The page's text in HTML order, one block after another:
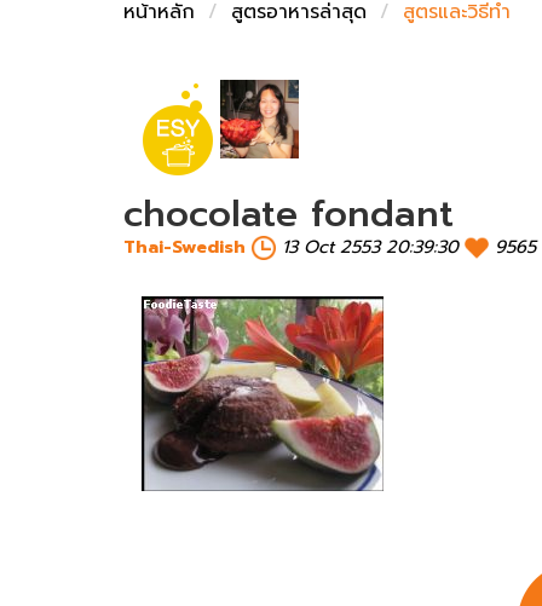
หน้าหลัก สูตรอาหารล่าสุด สูตรและวิธีทำ
chocolate fondant
Thai-Swedish 13 Oct 2553 20:39:30